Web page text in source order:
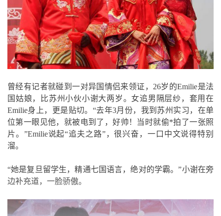
曾经有记者就碰到一对异国情侣来领证，26岁的Emilie是法
国姑娘，比苏州小伙小谢大两岁。女追男隔层纱，套用在
Emilie身上，更是贴切。“去年3月份，我到苏州实习，在单
位第一眼见他，就被电到了，好帅！当时就偷*拍了一张照
片。”Emilie说起“追夫之路”，很兴奋，一口中文说得特别
溜。
“她是复旦留学生，精通七国语言，绝对的学霸。”小谢在旁
边补充道，一脸骄傲。